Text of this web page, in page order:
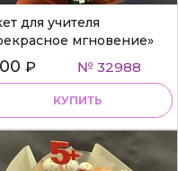
для учителя
мгновение»
₽ № 32988
КУПИТЬ